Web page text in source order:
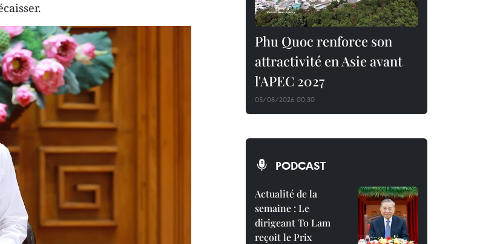
Phu Quoc renforce son
attractivité en Asie avant
l'APEC 2027
05/08/2026 00:30
PODCAST
Actualité de la
semaine : Le
dirigeant To Lam
reçoit le Prix